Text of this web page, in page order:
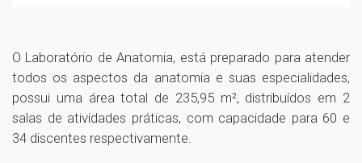
O Laboratório de Anatomia, está preparado para atender
todos os aspectos da anatomia e suas especialidades,
possui uma área total de 235,95 m², distribuídos em 2
salas de atividades práticas, com capacidade para 60 e
34 discentes respectivamente.